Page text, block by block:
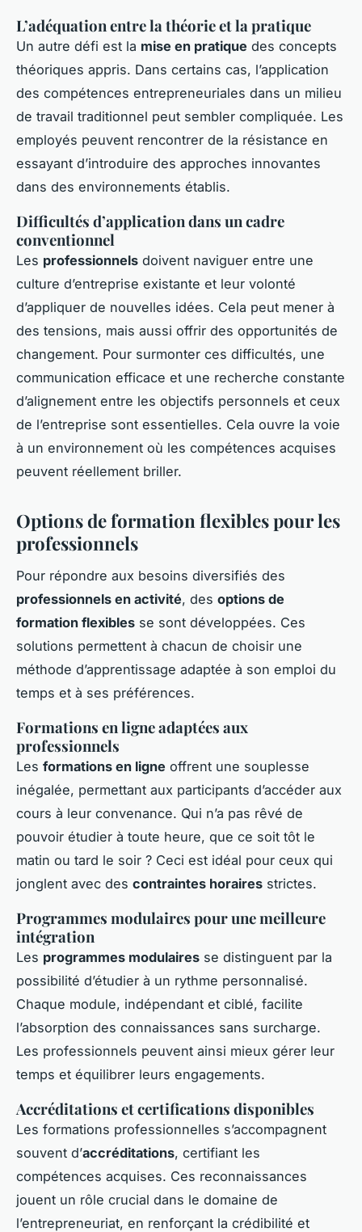
L’adéquation entre la théorie et la pratique
Un autre défi est la mise en pratique des concepts
théoriques appris. Dans certains cas, l’application
des compétences entrepreneuriales dans un milieu
de travail traditionnel peut sembler compliquée. Les
employés peuvent rencontrer de la résistance en
essayant d’introduire des approches innovantes
dans des environnements établis.
Difficultés d’application dans un cadre
conventionnel
Les professionnels doivent naviguer entre une
culture d’entreprise existante et leur volonté
d’appliquer de nouvelles idées. Cela peut mener à
des tensions, mais aussi offrir des opportunités de
changement. Pour surmonter ces difficultés, une
communication efficace et une recherche constante
d’alignement entre les objectifs personnels et ceux
de l’entreprise sont essentielles. Cela ouvre la voie
à un environnement où les compétences acquises
peuvent réellement briller.
Options de formation flexibles pour les
professionnels
Pour répondre aux besoins diversifiés des
professionnels en activité, des options de
formation flexibles se sont développées. Ces
solutions permettent à chacun de choisir une
méthode d’apprentissage adaptée à son emploi du
temps et à ses préférences.
Formations en ligne adaptées aux
professionnels
Les formations en ligne offrent une souplesse
inégalée, permettant aux participants d’accéder aux
cours à leur convenance. Qui n’a pas rêvé de
pouvoir étudier à toute heure, que ce soit tôt le
matin ou tard le soir ? Ceci est idéal pour ceux qui
jonglent avec des contraintes horaires strictes.
Programmes modulaires pour une meilleure
intégration
Les programmes modulaires se distinguent par la
possibilité d’étudier à un rythme personnalisé.
Chaque module, indépendant et ciblé, facilite
l’absorption des connaissances sans surcharge.
Les professionnels peuvent ainsi mieux gérer leur
temps et équilibrer leurs engagements.
Accréditations et certifications disponibles
Les formations professionnelles s’accompagnent
souvent d’accréditations, certifiant les
compétences acquises. Ces reconnaissances
jouent un rôle crucial dans le domaine de
l’entrepreneuriat, en renforçant la crédibilité et